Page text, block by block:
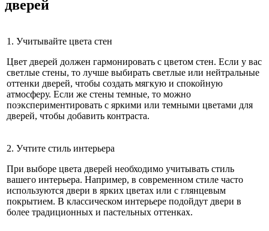
дверей
1. Учитывайте цвета стен
Цвет дверей должен гармонировать с цветом стен. Если у вас
светлые стены, то лучше выбирать светлые или нейтральные
оттенки дверей, чтобы создать мягкую и спокойную
атмосферу. Если же стены темные, то можно
поэкспериментировать с яркими или темными цветами для
дверей, чтобы добавить контраста.
2. Учтите стиль интерьера
При выборе цвета дверей необходимо учитывать стиль
вашего интерьера. Например, в современном стиле часто
используются двери в ярких цветах или с глянцевым
покрытием. В классическом интерьере подойдут двери в
более традиционных и пастельных оттенках.